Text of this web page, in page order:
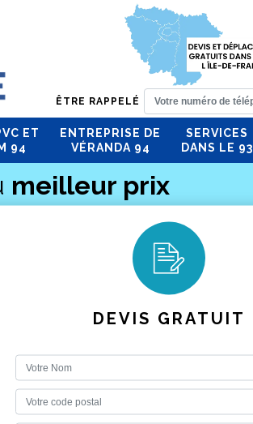
ÊTRE RAPPELÉ
ET
94
ENTREPRISE DE
VÉRANDA 94
SERVICES
DANS LE 93
meilleur prix
DEVIS GRATUIT